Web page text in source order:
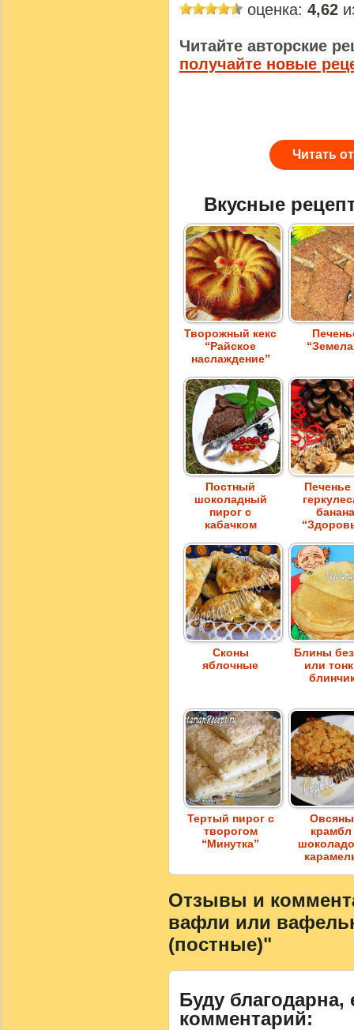
оценка: 4,62
Читайте авторские
получайте новые
Читать
Вкусные
Творожный кекс
“Райское
наслаждение”
Постный
шоколадный
пирог с
кабачком
Печенье
Сконы
яблочные
Блины
или
Тертый пирог с
творогом
“Минутка”
крамбл
Отзывы и
вафли или
(постные)"
Буду благодарна,
комментарий: